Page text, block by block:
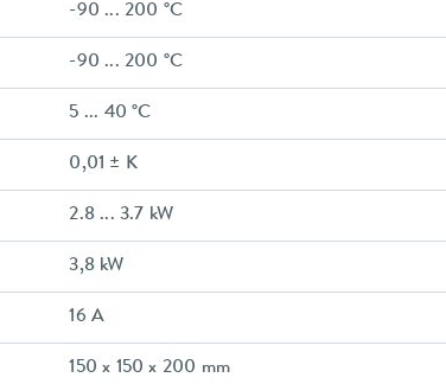
-90 ... 200 °C
-90 ... 200 °C
5 ... 40 °C
0,01 ± K
2.8 ... 3.7 kW
3,8 kW
16 A
150 x 150 x 200 mm